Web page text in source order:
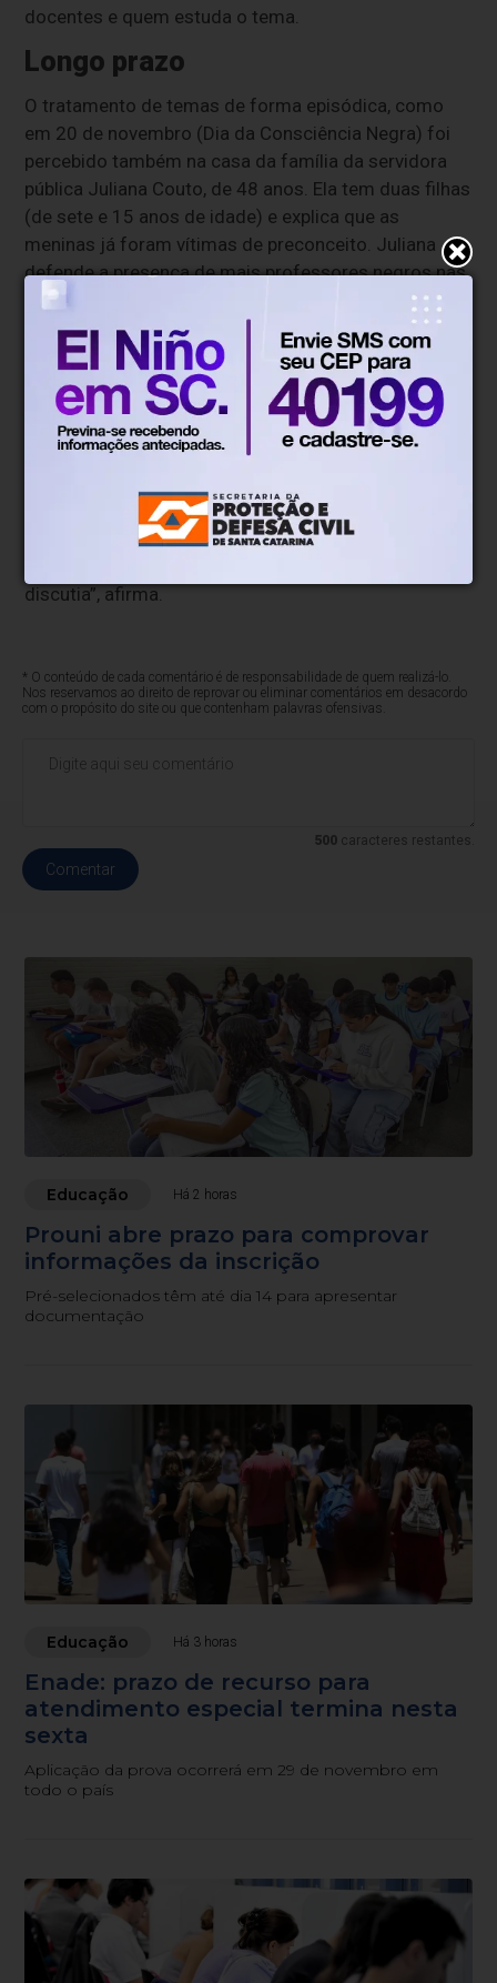
docentes e quem estuda o tema.
Longo prazo
O tratamento de temas de forma episódica, como
em 20 de novembro (Dia da Consciência Negra) foi
percebido também na casa da família da servidora
pública Juliana Couto, de 48 anos. Ela tem duas filhas
(de sete e 15 anos de idade) e explica que as
meninas já foram vítimas de preconceito. Juliana
defende a presença de mais professores negros nas
escolas.
“Acho que é uma busca em longo prazo. Talvez
minhas bisnetas possam se beneficiar dessas
pequenas sementes plantadas neste momento”,
afirma. Formada em direito e pesquisadora da
temática antirracista, Juliana entende que, mesmo
minha experiência. Quando era criança e adolescente,
vivi uma realidade racial totalmente diferente do que
discutia”, afirma.
* O conteúdo de cada comentário é de responsabilidade de quem realizá-lo.
Nos reservamos ao direito de reprovar ou eliminar comentários em desacordo
com o propósito do site ou que contenham palavras ofensivas.
500caracteres restantes.
Comentar
Educação Há 2 horas
Prouni abre prazo para comprovar
informações da inscrição
Pré-selecionados têm até dia 14 para apresentar
documentação
Educação Há 3 horas
Enade: prazo de recurso para
atendimento especial termina nesta
sexta
Aplicação da prova ocorrerá em 29 de novembro em
todo o país